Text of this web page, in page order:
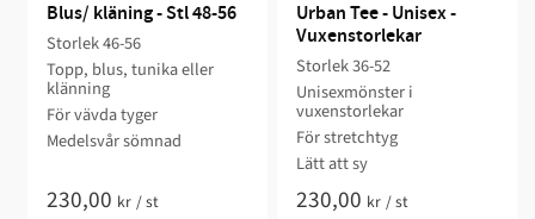
Blus/ kläning - Stl 48-56
Storlek 46-56
Topp, blus, tunika eller
klänning​
För vävda tyger​​
Medelsvår sömnad​​​​
230,00 kr /st
Urban Tee - Unisex -
Vuxenstorlekar
Storlek 36-52​​
Unisexmönster i
vuxenstorlekar​​
​För stretchtyg
​​Lätt att sy​​
230,00 kr /st